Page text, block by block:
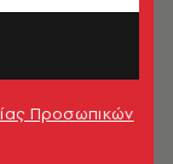
Προσωπικών